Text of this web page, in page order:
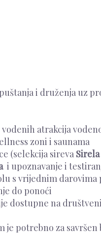
i druženja uz
atrakcija
zoni i saunama
(selekcija sireva
i upoznavanje i
s vrijednim darovima
do ponoći
dostupne na
je potrebno za